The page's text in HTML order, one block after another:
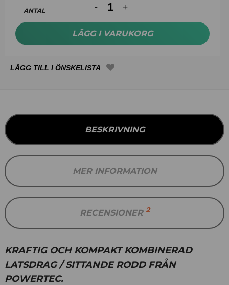
ANTAL
LÄGG I VARUKORG
BESKRIVNING
MER INFORMATION
RECENSIONER 2
KRAFTIG OCH KOMPAKT KOMBINERAD
LATSDRAG / SITTANDE RODD FRÅN
POWERTEC.